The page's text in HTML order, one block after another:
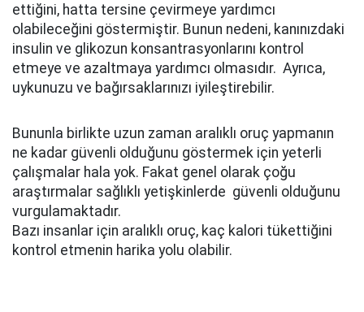
ettiğini, hatta tersine çevirmeye yardımcı
olabileceğini göstermiştir. Bunun nedeni, kanınızdaki
insulin ve glikozun konsantrasyonlarını kontrol
etmeye ve azaltmaya yardımcı olmasıdır. Ayrıca,
uykunuzu ve bağırsaklarınızı iyileştirebilir.
Bununla birlikte uzun zaman aralıklı oruç yapmanın
ne kadar güvenli olduğunu göstermek için yeterli
çalışmalar hala yok. Fakat genel olarak çoğu
araştırmalar sağlıklı yetişkinlerde güvenli olduğunu
vurgulamaktadır.
Bazı insanlar için aralıklı oruç, kaç kalori tükettiğini
kontrol etmenin harika yolu olabilir.